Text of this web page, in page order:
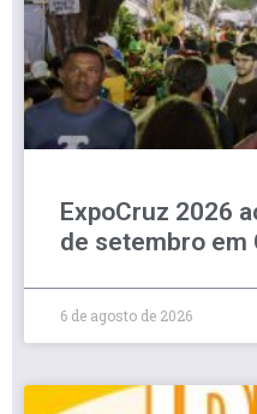
ExpoCruz 2026
de setembro em
6 de agosto de 2026